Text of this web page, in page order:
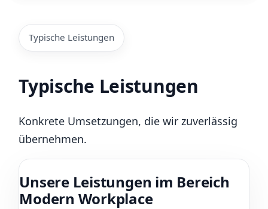
Typische Leistungen
Typische Leistungen
Konkrete Umsetzungen, die wir zuverlässig
übernehmen.
Unsere Leistungen im Bereich
Modern Workplace